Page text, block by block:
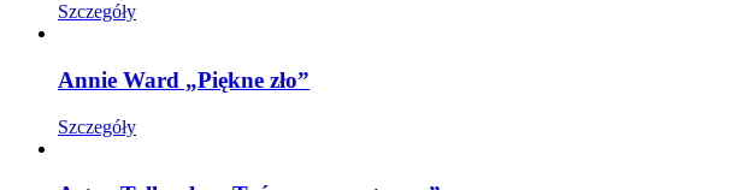
Szczegóły
Annie Ward „Piękne zło”
Szczegóły